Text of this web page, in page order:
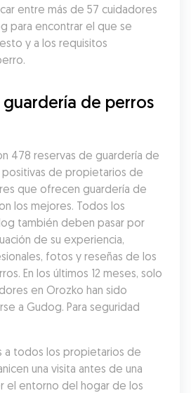
entre más de 57 cuidadores
para encontrar el que se
y a los requisitos
guardería de perros
478 reservas de guardería de
positivas de propietarios de
que ofrecen guardería de
los mejores. Todos los
también deben pasar por
de su experiencia,
fotos y reseñas de los
En los últimos 12 meses, solo
en Orozko han sido
a Gudog. Para seguridad
a todos los propietarios de
una visita antes de una
el entorno del hogar de los